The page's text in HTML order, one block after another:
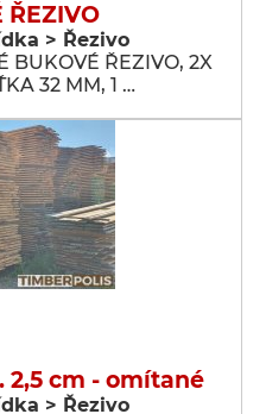
ŘEZIVO
> Řezivo
BUKOVÉ ŘEZIVO, 2X
32 MM, 1 …
2,5 cm - omítané
> Řezivo